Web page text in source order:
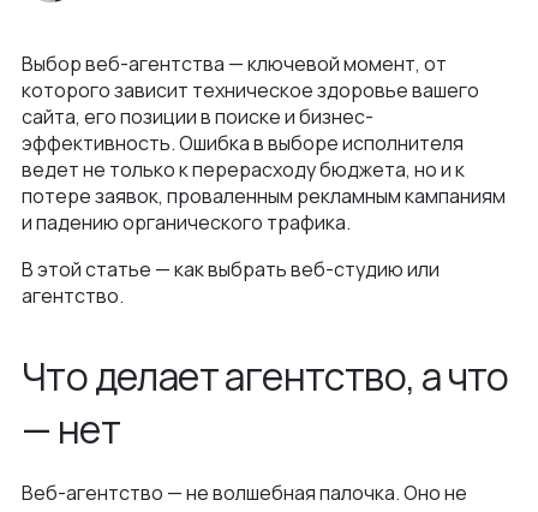
О нас
Преимущества
Как мы ведем проекты
Новости
Политика конфиденциальности
Контакты
Услуги
Заказная веб-разработка
Интеграции и омниканальность
UX\UI-дизайн и проектирование
Разработка на 1С‑Битрикс
Разработка конфигураторов
Интернет-магазин для селлеров WB и Ozon
Отрасли
Автодилеры
Финансы
Ритейл
Блог
Контакты
info@nineseven.ru
Минск, Тимирязева 72/1
7/2
Выбор веб-агентства — ключевой момент, от
которого зависит техническое здоровье вашего
сайта, его позиции в поиске и бизнес-
эффективность. Ошибка в выборе исполнителя
ведет не только к перерасходу бюджета, но и к
потере заявок, проваленным рекламным кампаниям
и падению органического трафика.
В этой статье — как выбрать веб-студию или
агентство.
Что делает агентство, а что
— нет
Веб-агентство — не волшебная палочка. Оно не